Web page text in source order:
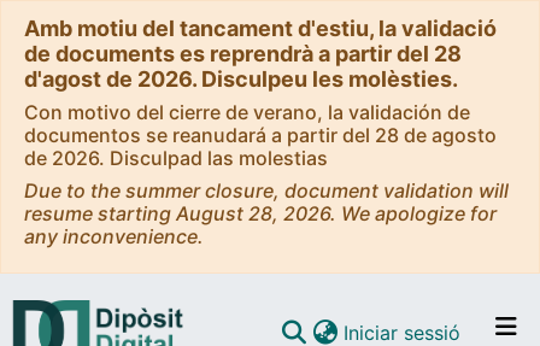
Amb motiu del tancament d'estiu, la validació
de documents es reprendrà a partir del 28
d'agost de 2026. Disculpeu les molèsties.
Con motivo del cierre de verano, la validación de
documentos se reanudará a partir del 28 de agosto
de 2026. Disculpad las molestias
Due to the summer closure, document validation will
resume starting August 28, 2026. We apologize for
any inconvenience.
Iniciar sessió (current)